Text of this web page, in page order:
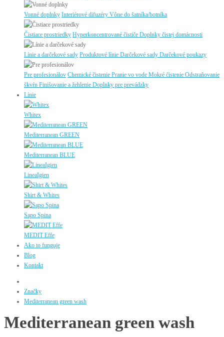
Vonné doplnky Interiérové difuzéry Vône do šatníka/botníka
Čistiace prostriedky Hyperkoncentrované čističe Doplnky čistej domácnosti
Línie a darčekové sady Produktové línie Darčekové sady Darčekové poukazy
Pre profesionálov Chemické čistenie Pranie vo vode Mokré čistenie Odstraňovanie
škvŕn Finišovanie a žehlenie Doplnky pre prevádzky
Línie
Whitex
Mediterranean GREEN
Mediterranean BLUE
LineaIgien
Shirt & Whites
Sapo Spina
MEDIT Effe
Ako to funguje
Blog
Kontakt
Značky
Mediterranean green wash
Mediterranean green wash